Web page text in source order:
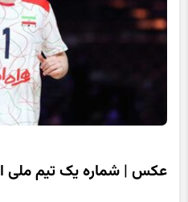
عکس | شماره یک تیم ملی